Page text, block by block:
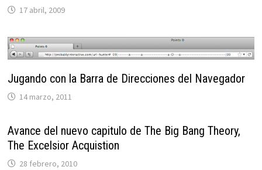
17 abril, 2009
Jugando con la Barra de Direcciones del Navegador
14 marzo, 2011
Avance del nuevo capitulo de The Big Bang Theory,
The Excelsior Acquistion
28 febrero, 2010